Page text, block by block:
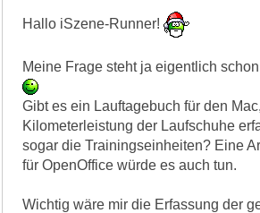
Hallo iSzene-Runner!
Meine Frage steht ja eigentlich
Gibt es ein Lauftagebuch für den
Kilometerleistung der Laufschuhe
sogar die Trainingseinheiten? Eine
für OpenOffice würde es auch tun.
Wichtig wäre mir die Erfassung der